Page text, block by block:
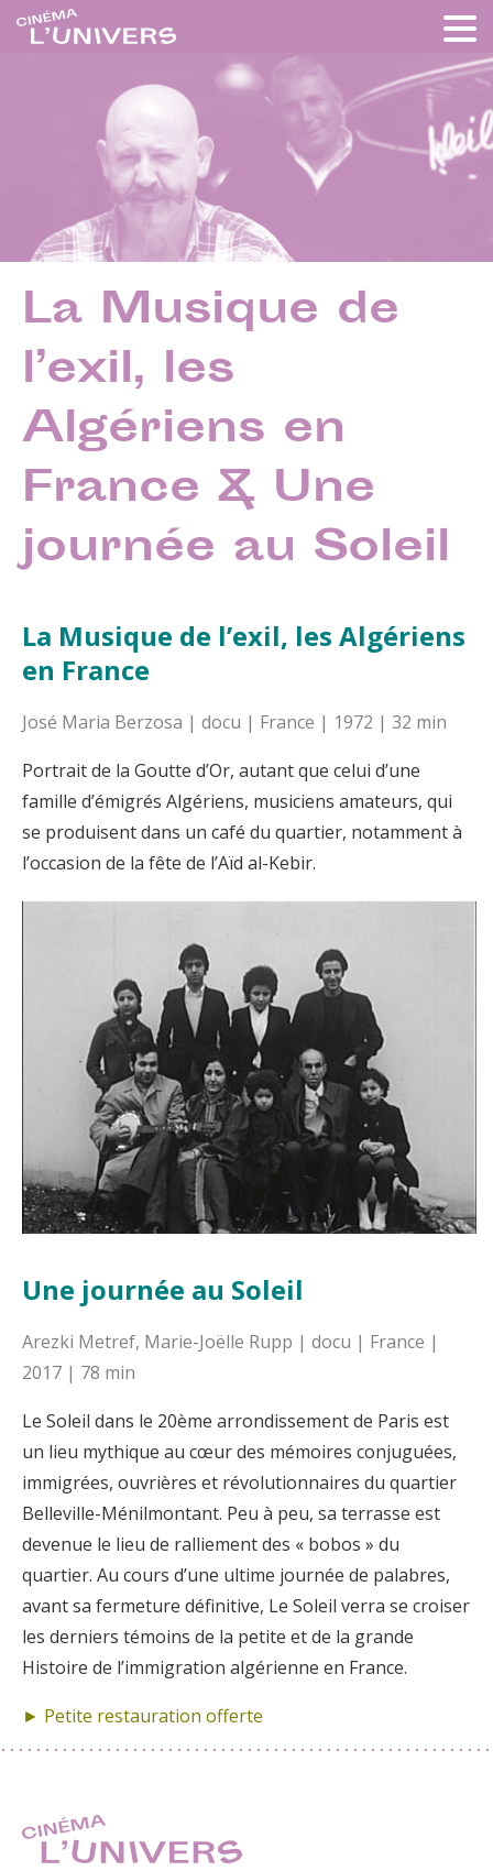
La Musique de
l’exil, les
Algériens en
France & Une
journée au Soleil
La Musique de l’exil, les Algériens
en France
José Maria Berzosa | docu | France | 1972 | 32 min
Portrait de la Goutte d’Or, autant que celui d’une
famille d’émigrés Algériens, musiciens amateurs, qui
se produisent dans un café du quartier, notamment à
l’occasion de la fête de l’Aïd al-Kebir.
Une journée au Soleil
Arezki Metref, Marie-Joëlle Rupp | docu | France |
2017 | 78 min
Le Soleil dans le 20ème arrondissement de Paris est
un lieu mythique au cœur des mémoires conjuguées,
immigrées, ouvrières et révolutionnaires du quartier
Belleville-Ménilmontant. Peu à peu, sa terrasse est
devenue le lieu de ralliement des « bobos » du
quartier. Au cours d’une ultime journée de palabres,
avant sa fermeture définitive, Le Soleil verra se croiser
les derniers témoins de la petite et de la grande
Histoire de l’immigration algérienne en France.
► Petite restauration offerte